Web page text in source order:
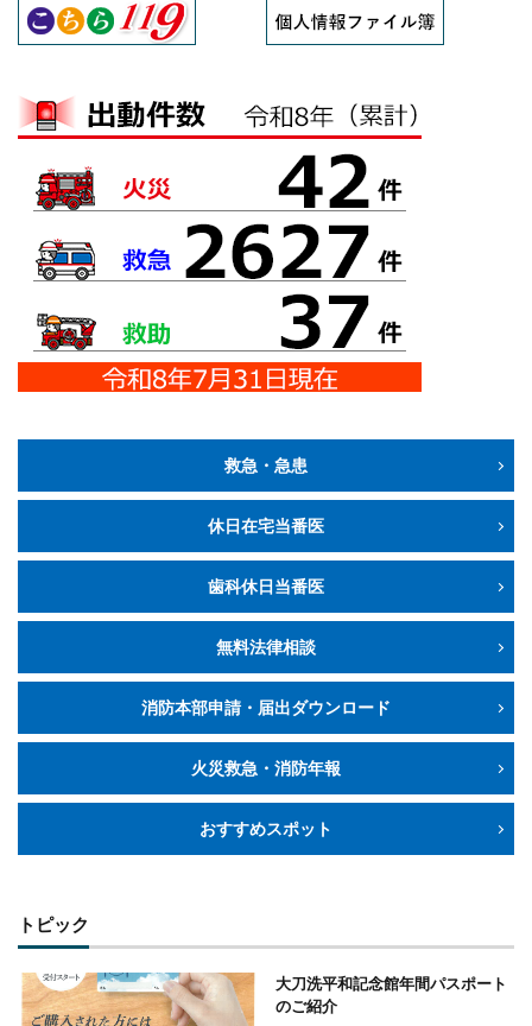
救急・急患
休日在宅当番医
歯科休日当番医
無料法律相談
消防本部申請・届出ダウンロード
火災救急・消防年報
おすすめスポット
トピック
大刀洗平和記念館年間パスポート
のご紹介